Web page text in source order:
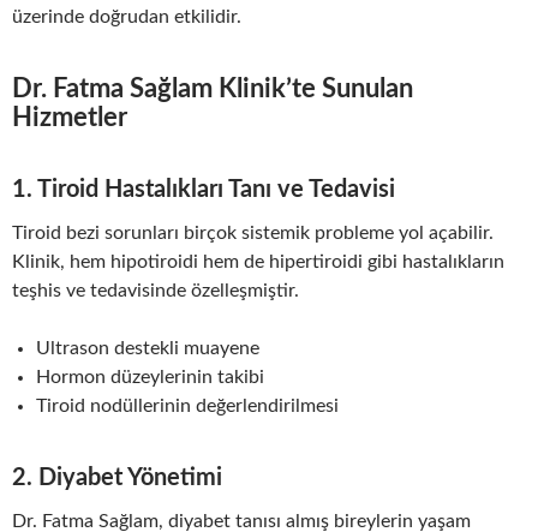
üzerinde doğrudan etkilidir.
Dr. Fatma Sağlam Klinik’te Sunulan
Hizmetler
1. Tiroid Hastalıkları Tanı ve Tedavisi
Tiroid bezi sorunları birçok sistemik probleme yol açabilir.
Klinik, hem hipotiroidi hem de hipertiroidi gibi hastalıkların
teşhis ve tedavisinde özelleşmiştir.
Ultrason destekli muayene
Hormon düzeylerinin takibi
Tiroid nodüllerinin değerlendirilmesi
2. Diyabet Yönetimi
Dr. Fatma Sağlam, diyabet tanısı almış bireylerin yaşam